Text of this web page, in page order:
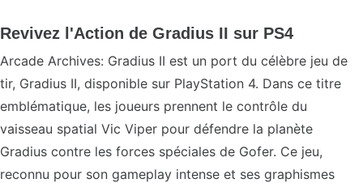
Revivez l'Action de Gradius II sur PS4
Arcade Archives: Gradius II est un port du célèbre jeu de
tir, Gradius II, disponible sur PlayStation 4. Dans ce titre
emblématique, les joueurs prennent le contrôle du
vaisseau spatial Vic Viper pour défendre la planète
Gradius contre les forces spéciales de Gofer. Ce jeu,
reconnu pour son gameplay intense et ses graphismes